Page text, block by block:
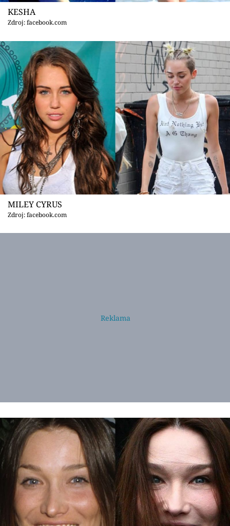
Videa
Sledujte prima+
Přihlášení
Sledujte nás
KESHA
Zdroj: facebook.com
MILEY CYRUS
Zdroj: facebook.com